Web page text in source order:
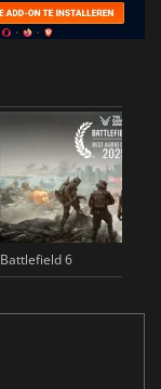
Battlefield 6